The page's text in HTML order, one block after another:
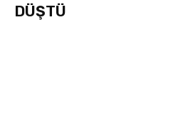
DÜŞTÜ